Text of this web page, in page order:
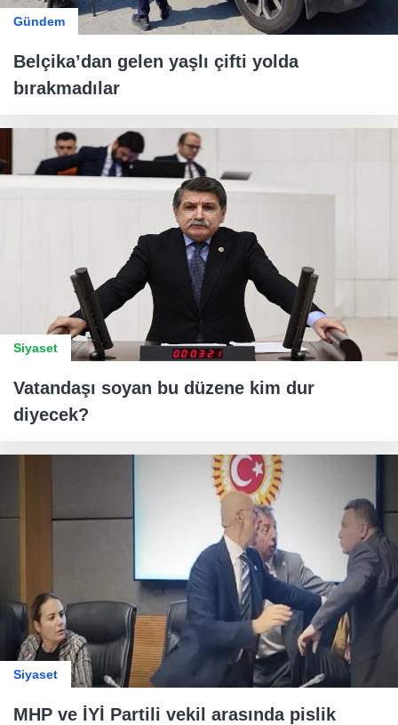
Gündem
Belçika’dan gelen yaşlı çifti yolda
bırakmadılar
Siyaset
Vatandaşı soyan bu düzene kim dur
diyecek?
Siyaset
MHP ve İYİ Partili vekil arasında pislik